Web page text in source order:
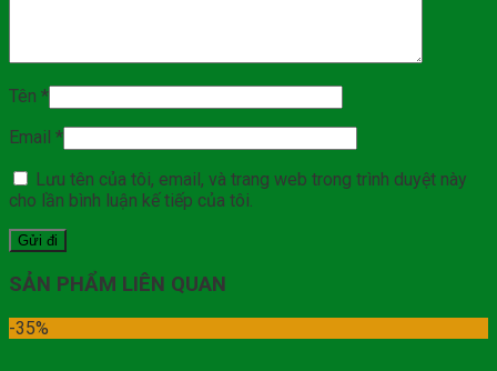
Tên *
Email *
Lưu tên của tôi, email, và trang web trong trình duyệt này
cho lần bình luận kế tiếp của tôi.
SẢN PHẨM LIÊN QUAN
-35%